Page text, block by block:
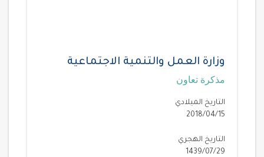
وزارة العمل والتنمية الاجتماعية
مذكرة تعاون
التاريخ الميلادي
2018/04/15
التاريخ الهجري
1439/07/29